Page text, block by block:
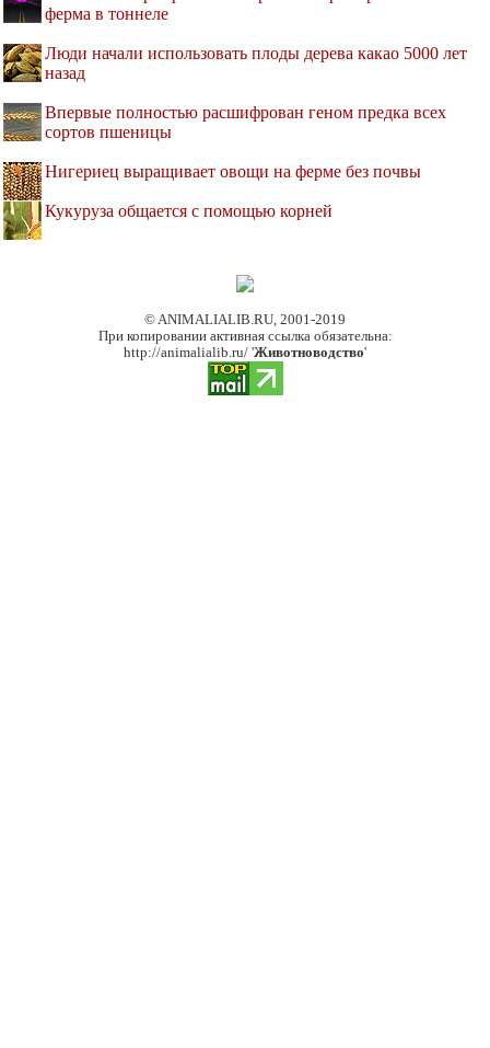
ферма в тоннеле
Люди начали использовать плоды дерева какао 5000 лет
назад
Впервые полностью расшифрован геном предка всех
сортов пшеницы
Нигериец выращивает овощи на ферме без почвы
Кукуруза общается с помощью корней
© ANIMALIALIB.RU, 2001-2019
При копировании активная ссылка обязательна:
http://animalialib.ru/ 'Животноводство'